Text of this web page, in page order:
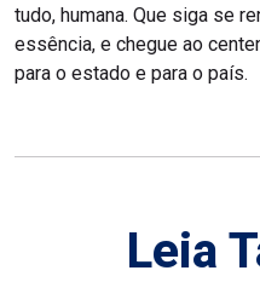
tudo, humana. Que siga se
essência, e chegue ao
para o estado e para o país.
Leia